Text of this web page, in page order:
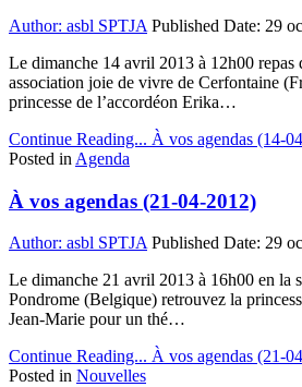
Author: asbl SPTJA Published Date: 29
Le dimanche 14 avril 2013 à 12h00 repas
association joie de vivre de Cerfontaine
princesse de l’accordéon Erika…
Continue Reading... À vos agendas (14-
Posted in Agenda
À vos agendas (21-04-2012)
Author: asbl SPTJA Published Date: 29
Le dimanche 21 avril 2013 à 16h00 en la
Pondrome (Belgique) retrouvez la
Jean-Marie pour un thé…
Continue Reading... À vos agendas (21-
Posted in Nouvelles